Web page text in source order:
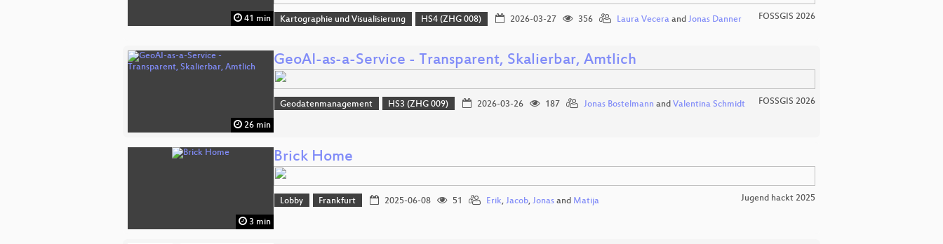
41 min Kartographie und Visualisierung HS4 (ZHG 008) 2026-03-27 356 Laura Veceraand Jonas Danner FOSSGIS 2026
26 min
GeoAI-as-a-Service - Transparent, Skalierbar, Amtlich
Geodatenmanagement HS3 (ZHG 009) 2026-03-26 187 Jonas Bostelmann and Valentina Schmidt FOSSGIS 2026
3 min
Brick Home
Lobby Frankfurt 2025-06-08 51 Erik, Jacob, Jonasand Matija Jugend hackt 2025